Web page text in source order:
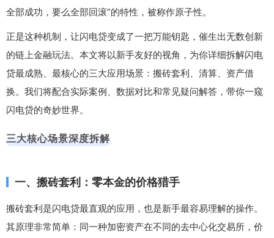
全部成功，要么全部回滚”的特性，被称作原子性。
正是这种机制，让闪电贷变成了一把万能钥匙，催生出无数创新
的链上金融玩法。本文将以新手友好的视角，为你详细拆解闪电
贷最成熟、最核心的三大应用场景：搬砖套利、清算、资产借
换。我们将配合实际案例、数据对比和常见疑问解答，带你一窥
闪电贷的奇妙世界。
三大核心场景深度拆解
一、搬砖套利：零本金的价格猎手
搬砖套利是闪电贷最直观的应用，也是新手最容易理解的操作。
其原理非常简单：同一种加密资产在不同的去中心化交易所，价